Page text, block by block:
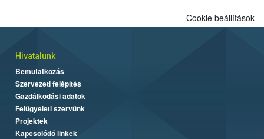
Cookie beállítások
Hivatalunk
Bemutatkozás
Szervezeti felépítés
Gazdálkodási adatok
Felügyeleti szervünk
Projektek
Kapcsolódó linkek